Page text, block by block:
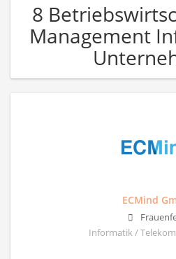
8
Management
ECMind
Informatik /